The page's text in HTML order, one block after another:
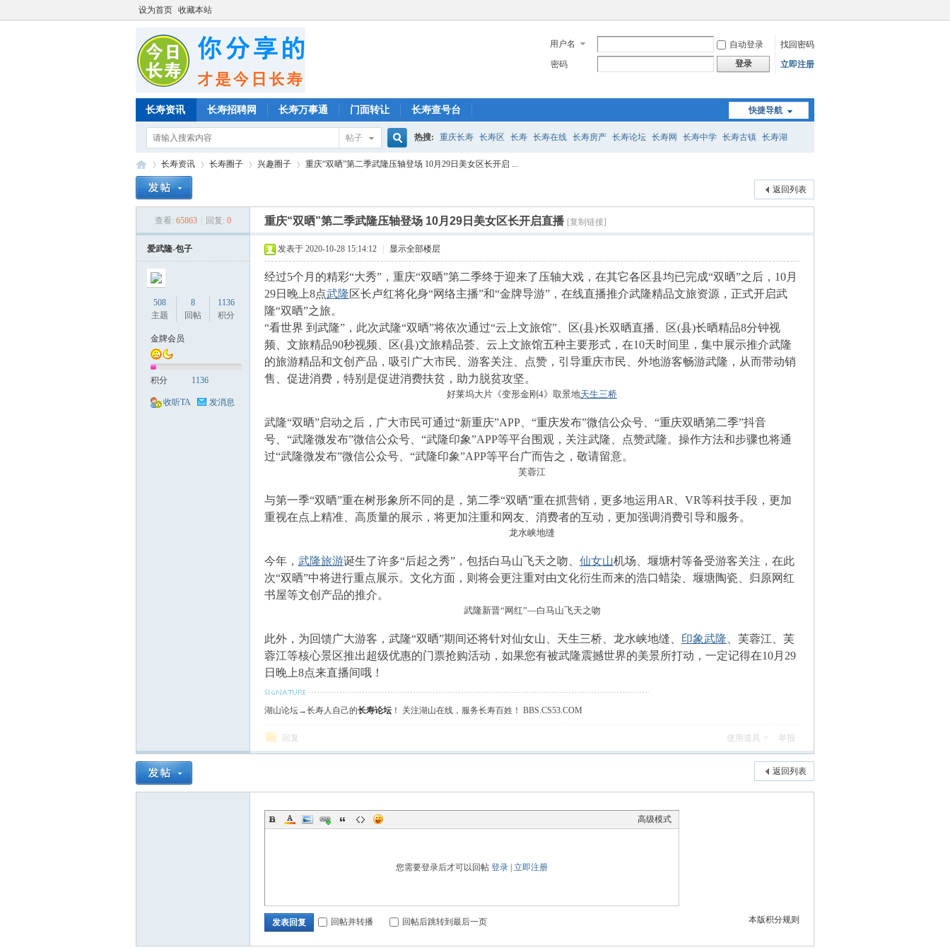
设为首页 收藏本站
用户名 自动登录
找回密码
密码
登录 立即注册
快捷导航
长寿资讯 长寿招聘网 长寿万事通 门面转让 长寿查号台
帖子
搜
索
热搜: 重庆长寿 长寿区 长寿 长寿在线 长寿房产 长寿论坛 长寿网 长寿中学 长寿古镇 长寿湖
菩提山
长寿资讯
›
长寿圈子 兴趣圈子
›
重庆“双晒”第二季武隆压轴登场 10月29日美女区长开启 ...
返回列表
查看: 65863 回复: 0 重庆“双晒”第二季武隆压轴登场 10月29日美女区长开启直播 [复制链接]
爱武隆-包子
508
主题
8
回帖
1136
积分
金牌会员
积分 1136
收听TA 发消息
发表于 2020-10-28 15:14:12 显示全部楼层
经过5个月的精彩“大秀”，重庆“双晒”第二季终于迎来了压轴大戏，在其它各区县均已完成“双晒”之后，10月
29日晚上8点武隆区长卢红将化身“网络主播”和“金牌导游”，在线直播推介武隆精品文旅资源，正式开启武
隆“双晒”之旅。
“看世界 到武隆”，此次武隆“双晒”将依次通过“云上文旅馆”、区(县)长双晒直播、区(县)长晒精品8分钟视
频、文旅精品90秒视频、区(县)文旅精品荟、云上文旅馆五种主要形式，在10天时间里，集中展示推介武隆
的旅游精品和文创产品，吸引广大市民、游客关注、点赞，引导重庆市民、外地游客畅游武隆，从而带动销
售、促进消费，特别是促进消费扶贫，助力脱贫攻坚。
好莱坞大片《变形金刚4》取景地天生三桥
武隆“双晒”启动之后，广大市民可通过“新重庆”APP、“重庆发布”微信公众号、“重庆双晒第二季”抖音
号、“武隆微发布”微信公众号、“武隆印象”APP等平台围观，关注武隆、点赞武隆。操作方法和步骤也将通
过“武隆微发布”微信公众号、“武隆印象”APP等平台广而告之，敬请留意。
芙蓉江
与第一季“双晒”重在树形象所不同的是，第二季“双晒”重在抓营销，更多地运用AR、VR等科技手段，更加
重视在点上精准、高质量的展示，将更加注重和网友、消费者的互动，更加强调消费引导和服务。
龙水峡地缝
今年， 武隆旅游诞生了许多“后起之秀”，包括白马山飞天之吻、 仙女山机场、堰塘村等备受游客关注，在此
次“双晒”中将进行重点展示。文化方面，则将会更注重对由文化衍生而来的浩口蜡染、堰塘陶瓷、归原网红
书屋等文创产品的推介。
武隆新晋“网红”—白马山飞天之吻
此外，为回馈广大游客，武隆“双晒”期间还将针对仙女山、天生三桥、龙水峡地缝、 印象武隆 、芙蓉江、芙
蓉江等核心景区推出超级优惠的门票抢购活动，如果您有被武隆震撼世界的美景所打动，一定记得在10月29
日晚上8点来直播间哦！
湖山论坛→长寿人自己的长寿论坛 ！ 关注湖山在线，服务长寿百姓！ BBS.CS53.COM
回复 使用道具 举报
返回列表
高级模式
您需要登录后才可以回帖 登录 立即注册
本版积分规则
发表回复 回帖并转播 回帖后跳转到最后一页